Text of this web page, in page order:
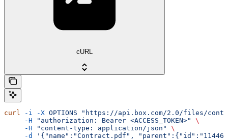
cURL
curl -i -X OPTIONS "https://api.box.com/2.0/files/
     -H
"authorization: Bearer <ACCESS_TOKEN>"
\
     -H
"content-type: application/json"
\
     -d
'{"name":"Contract.pdf",